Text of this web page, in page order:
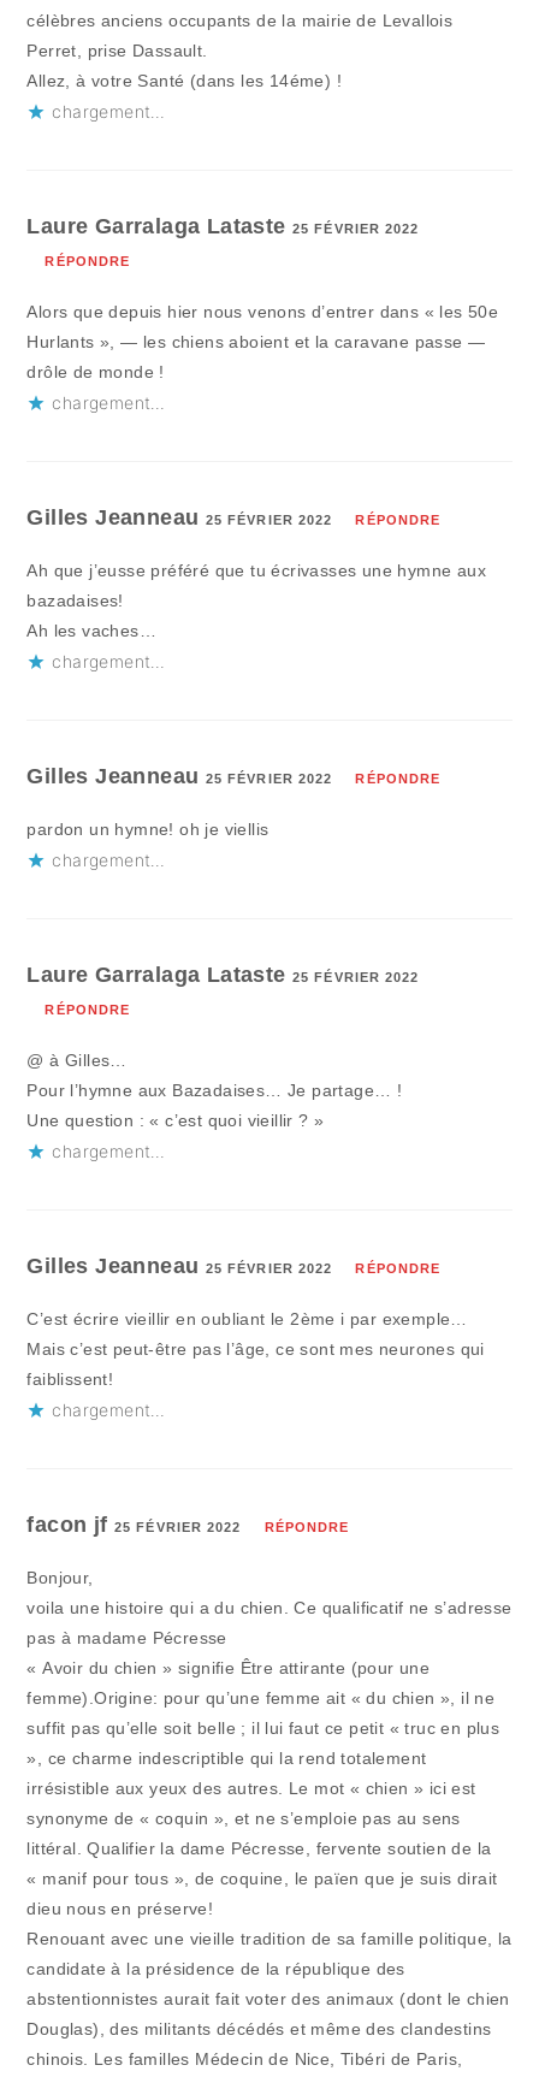
célèbres anciens occupants de la mairie de Levallois
Perret, prise Dassault.
Allez, à votre Santé (dans les 14éme) !
chargement…
Laure Garralaga Lataste25 FÉVRIER 2022
RÉPONDRE
Alors que depuis hier nous venons d’entrer dans « les 50e
Hurlants », — les chiens aboient et la caravane passe —
drôle de monde !
chargement…
Gilles Jeanneau 25 FÉVRIER 2022 RÉPONDRE
Ah que j’eusse préféré que tu écrivasses une hymne aux
bazadaises!
Ah les vaches…
chargement…
Gilles Jeanneau 25 FÉVRIER 2022 RÉPONDRE
pardon un hymne! oh je viellis
chargement…
Laure Garralaga Lataste25 FÉVRIER 2022
RÉPONDRE
@ à Gilles…
Pour l’hymne aux Bazadaises… Je partage… !
Une question : « c’est quoi vieillir ? »
chargement…
Gilles Jeanneau 25 FÉVRIER 2022 RÉPONDRE
C’est écrire vieillir en oubliant le 2ème i par exemple…
Mais c’est peut-être pas l’âge, ce sont mes neurones qui
faiblissent!
chargement…
facon jf25 FÉVRIER 2022 RÉPONDRE
Bonjour,
voila une histoire qui a du chien. Ce qualificatif ne s’adresse
pas à madame Pécresse
« Avoir du chien » signifie Être attirante (pour une
femme).Origine: pour qu’une femme ait « du chien », il ne
suffit pas qu’elle soit belle ; il lui faut ce petit « truc en plus
», ce charme indescriptible qui la rend totalement
irrésistible aux yeux des autres. Le mot « chien » ici est
synonyme de « coquin », et ne s’emploie pas au sens
littéral. Qualifier la dame Pécresse, fervente soutien de la
« manif pour tous », de coquine, le païen que je suis dirait
dieu nous en préserve!
Renouant avec une vieille tradition de sa famille politique, la
candidate à la présidence de la république des
abstentionnistes aurait fait voter des animaux (dont le chien
Douglas), des militants décédés et même des clandestins
chinois. Les familles Médecin de Nice, Tibéri de Paris,